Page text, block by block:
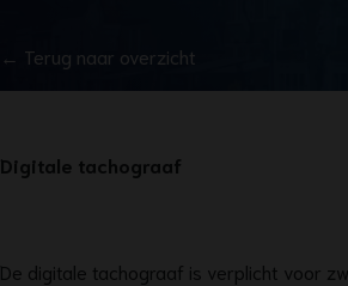
← Terug naar overzicht
Digitale tachograaf
De digitale tachograaf is verplicht voor